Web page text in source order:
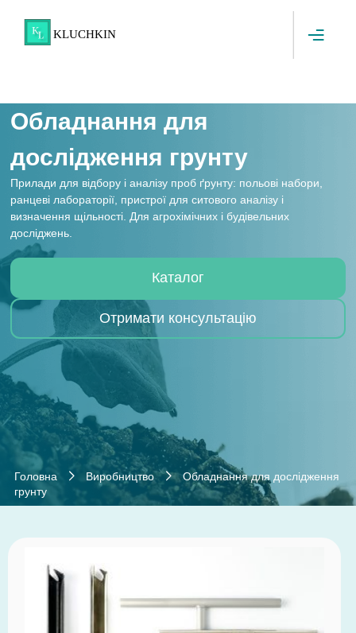
KLUCHKIN
Обладнання для
дослідження грунту
Прилади для відбору і аналізу проб ґрунту: польові набори,
ранцеві лабораторії, пристрої для ситового аналізу і
визначення щільності. Для агрохімічних і будівельних
досліджень.
Каталог
Отримати консультацію
Головна Виробництво
Обладнання для дослідження
грунту